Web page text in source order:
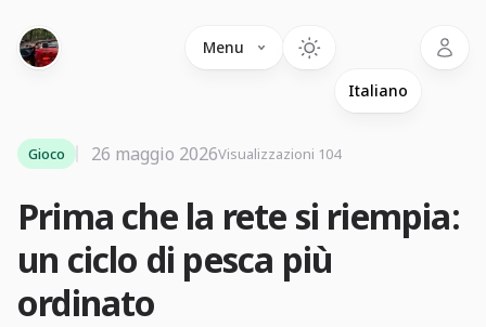
Menu
Prima che la rete si riempia:
un ciclo di pesca più
ordinato
Gioco 26 maggio 2026Visualizzazioni 104